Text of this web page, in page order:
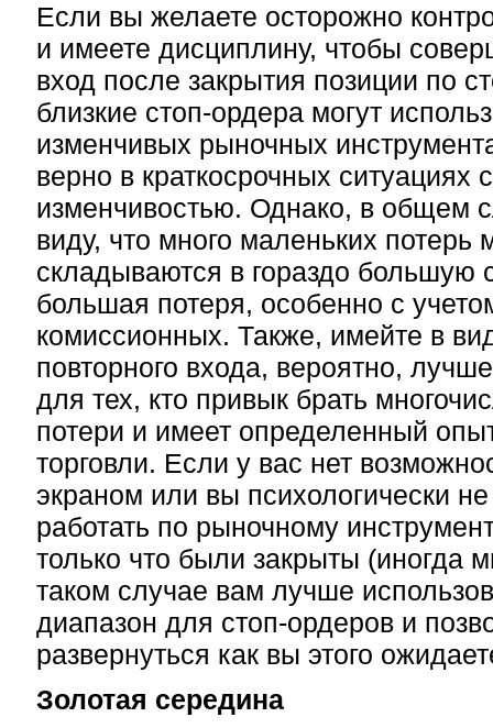
Если вы желаете осторожно
и имеете дисциплину, чтобы
вход после закрытия позиции по
близкие стоп-ордера могут
изменчивых рыночных
верно в краткосрочных ситуациях
изменчивостью. Однако, в общем
виду, что много маленьких потерь
складываются в гораздо большую
большая потеря, особенно с
комиссионных. Также, имейте в
повторного входа, вероятно,
для тех, кто привык брать
потери и имеет определенный
торговли. Если у вас нет
экраном или вы психологически
работать по рыночному
только что были закрыты (иногда
таком случае вам лучше
диапазон для стоп-ордеров и
развернуться как вы этого
Золотая середина